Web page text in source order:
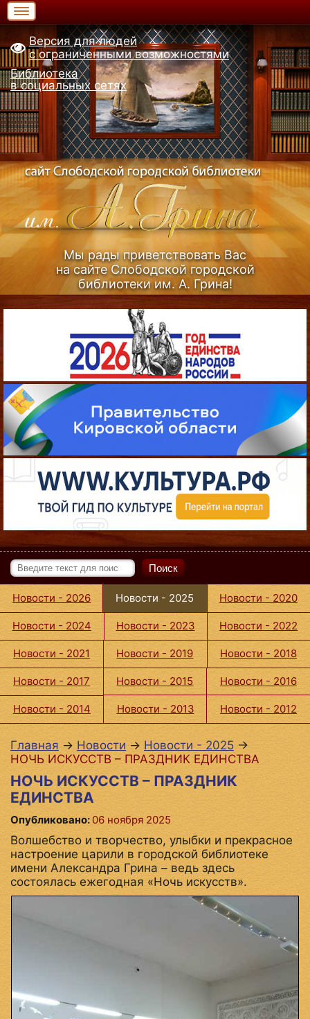
Версия для людей
с ограниченными возможностями
Библиотека
в социальных сетях
Мы рады приветствовать Вас
на сайте Слободской городской
библиотеки им. А. Грина!
Узнать больше (Из истории библиотеки)...
Поиск
Новости - 2026 Новости - 2025 Новости - 2020
Новости - 2024 Новости - 2023 Новости - 2022
Новости - 2021 Новости - 2019 Новости - 2018
Новости - 2017 Новости - 2015 Новости - 2016
Новости - 2014 Новости - 2013 Новости - 2012
Главная → Новости → Новости - 2025 →
НОЧЬ ИСКУССТВ – ПРАЗДНИК ЕДИНСТВА
НОЧЬ ИСКУССТВ – ПРАЗДНИК
ЕДИНСТВА
Опубликовано:06 ноября 2025
Волшебство и творчество, улыбки и прекрасное
настроение царили в городской библиотеке
имени Александра Грина – ведь здесь
состоялась ежегодная «Ночь искусств».